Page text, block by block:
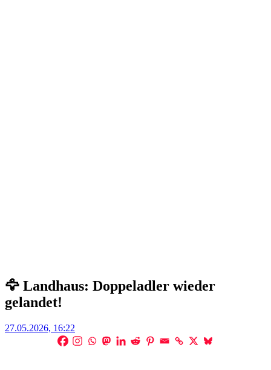
🦅 Landhaus: Doppeladler wieder
gelandet!
Posted
27.05.2026, 16:22